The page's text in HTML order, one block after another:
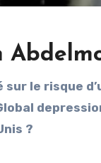
sur le risque
?